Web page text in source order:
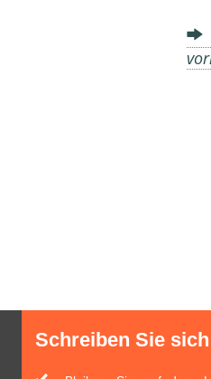
Schreiben Sie